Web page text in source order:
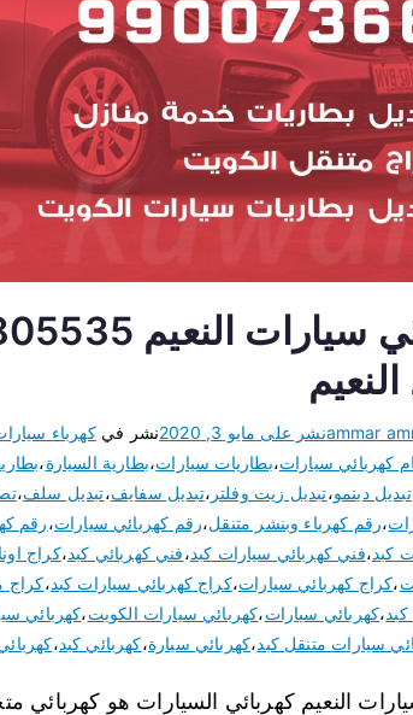
ammarنشر على مايو 3, 2020 نشر فيكهرباء
كهربائي سيارات،بطاريات سيارات،بطارية السيارة،
تبديل دينمو،تبديل زيت وفلتر ،تبديل سفايف،تبديل سلف،
،رقم كهرباء وبنشر متنقل،رقم كهربائي سيارات،رقم
كبد،فني كهربائي سيارات كبد،فني كهربائي كبد،كراج
،كراج كهربائي سيارات،كراج كهربائي سيارات كبد،كراج
،كهربائي سيارات،كهربائي سيارات الكويت،كهربائي
سيارات متنقل كبد،كهربائي سيارة،كهربائي كبد،
النعيم كهربائي السيارات هو كهربائي